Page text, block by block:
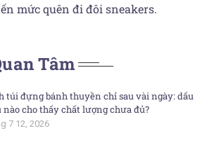
mức quên đi đôi sneakers.
Tâm
túi đựng bánh thuyền chỉ sau vài ngày: dấu
nào cho thấy chất lượng chưa đủ?
7 12, 2026